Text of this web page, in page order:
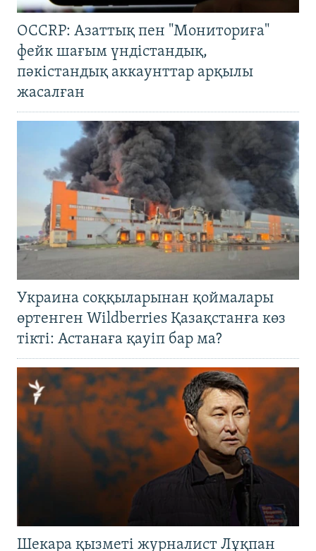
OCCRP: Азаттық пен "Мониториға"
фейк шағым үндістандық,
пәкістандық аккаунттар арқылы
жасалған
Украина соққыларынан қоймалары
өртенген Wildberries Қазақстанға көз
тікті: Астанаға қауіп бар ма?
Шекара қызметі журналист Лұқпан